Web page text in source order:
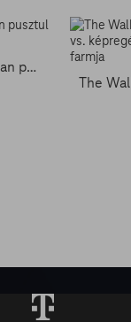
Nézze meg, hogyan pusztul el Los Angeles!